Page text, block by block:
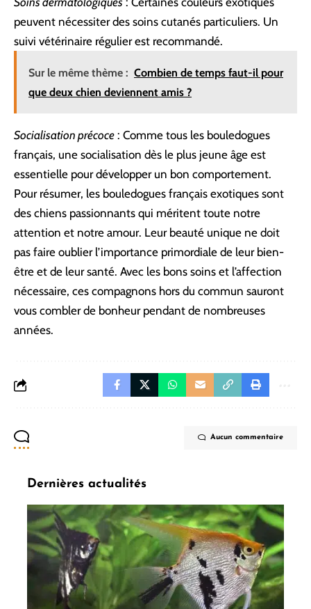
peuvent nécessiter des soins cutanés particuliers. Un
suivi vétérinaire régulier est recommandé.
Sur le même thème : Combien de temps faut-il pour
que deux chien deviennent amis ?
Socialisation précoce : Comme tous les bouledogues
français, une socialisation dès le plus jeune âge est
essentielle pour développer un bon comportement.
Pour résumer, les bouledogues français exotiques sont
des chiens passionnants qui méritent toute notre
attention et notre amour. Leur beauté unique ne doit
pas faire oublier l’importance primordiale de leur bien-
être et de leur santé. Avec les bons soins et l’affection
nécessaire, ces compagnons hors du commun sauront
vous combler de bonheur pendant de nombreuses
années.
Aucun commentaire
Dernières actualités